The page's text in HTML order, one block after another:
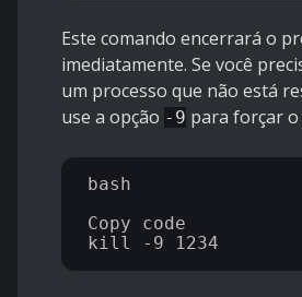
Este comando encerrará o
imediatamente. Se você
um processo que não está
use a opção -9 para forçar
bash
Copy code